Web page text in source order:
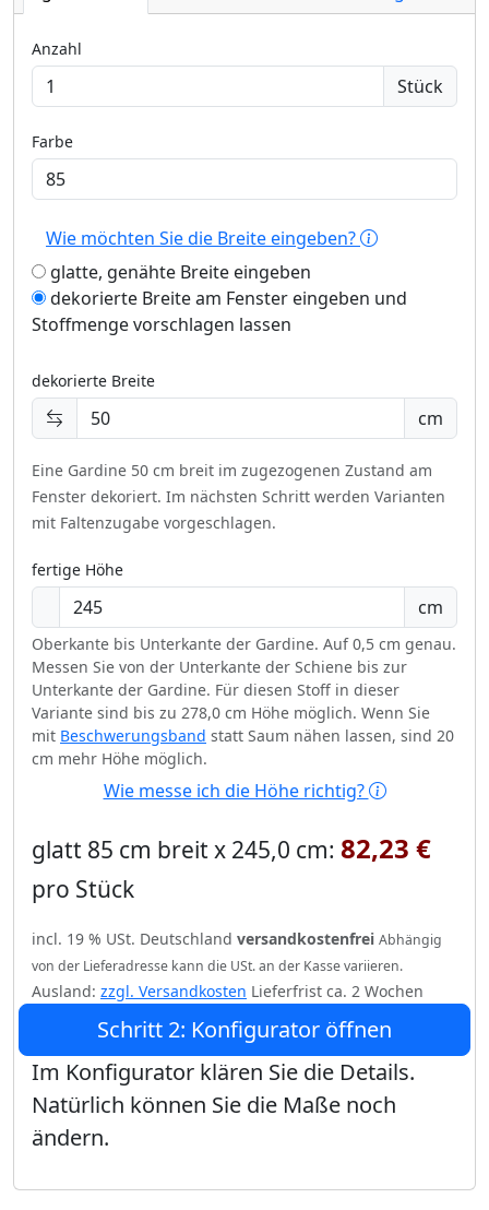
Anzahl
Stück
Farbe
Wie möchten Sie die Breite eingeben?
glatte, genähte Breite eingeben
dekorierte Breite am Fenster eingeben und
Stoffmenge vorschlagen lassen
dekorierte Breite
cm
Eine Gardine 50 cm breit im zugezogenen Zustand am
Fenster dekoriert. Im nächsten Schritt werden Varianten
mit Faltenzugabe vorgeschlagen.
fertige Höhe
cm
Oberkante bis Unterkante der Gardine. Auf 0,5 cm genau.
Messen Sie von der Unterkante der Schiene bis zur
Unterkante der Gardine. Für diesen Stoff in dieser
Variante sind bis zu 278,0 cm Höhe möglich. Wenn Sie
mit Beschwerungsband statt Saum nähen lassen, sind 20
cm mehr Höhe möglich.
Wie messe ich die Höhe richtig?
glatt 85 cm breit x 245,0 cm: 82,23 €
pro Stück
incl. 19 % USt. Deutschland versandkostenfrei Abhängig
von der Lieferadresse kann die USt. an der Kasse variieren.
Ausland: zzgl. Versandkosten Lieferfrist ca. 2 Wochen
Schritt 2: Konfigurator öffnen
Im Konfigurator klären Sie die Details.
Natürlich können Sie die Maße noch
ändern.